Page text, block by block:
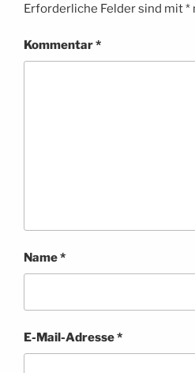
Erforderliche Felder sind mit*
Kommentar*
Name*
E-Mail-Adresse*